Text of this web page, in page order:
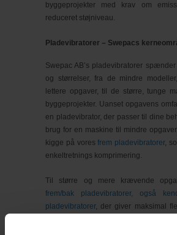
byggeprojekter med krav om
reduceret støjniveau.
Pladevibratorer – Swepacs
Swepac AB’s pladevibratorer
og størrelser, fra de mindre
lettere opgaver, til de større, tunge
byggeprojekter. Uanset opgavens
en pladevibrator, der passer til dine
brug for en maskine til mindre
kigge på vores frem pladevibratorer,
enkeltretnings komprimering.
Til større og mere krævende
frem/bak pladevibratorer, også
pladevibratorer, der giver maksimal
kræfter på større projekter.